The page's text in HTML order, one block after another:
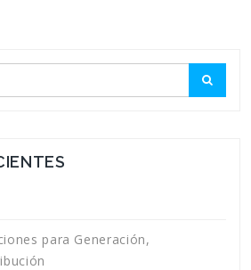
para Generación,